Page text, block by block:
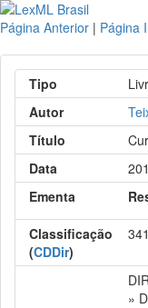
Página Anterior | Página
Tipo
Autor
Título
Data
Ementa
Classificação
(CDDir)
»